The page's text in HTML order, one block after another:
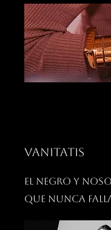
VANITATIS
El negro y
que nunca